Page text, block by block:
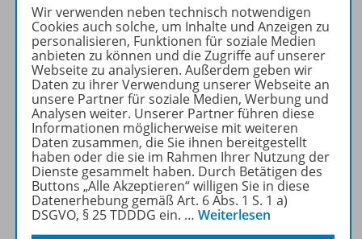
Wir sind weiterhin einziger
Anbieter einer Reihe zu
diesem Ausbildungsberuf –
und Ihr kompetenter Partner
für "E-Commerce" und
"Warenwirtschaft"!
Überzeugen Sie sich selbst!
Mehr erfahren
Wir verwenden neben technisch notwendigen
Cookies auch solche, um Inhalte und Anzeigen zu
personalisieren, Funktionen für soziale Medien
anbieten zu können und die Zugriffe auf unserer
Webseite zu analysieren. Außerdem geben wir
Daten zu ihrer Verwendung unserer Webseite an
unsere Partner für soziale Medien, Werbung und
Analysen weiter. Unserer Partner führen diese
Informationen möglicherweise mit weiteren
Daten zusammen, die Sie ihnen bereitgestellt
haben oder die sie im Rahmen Ihrer Nutzung der
Dienste gesammelt haben. Durch Betätigen des
Buttons „Alle Akzeptieren“ willigen Sie in diese
Datenerhebung gemäß Art. 6 Abs. 1 S. 1 a)
DSGVO, § 25 TDDDG ein. … Weiterlesen